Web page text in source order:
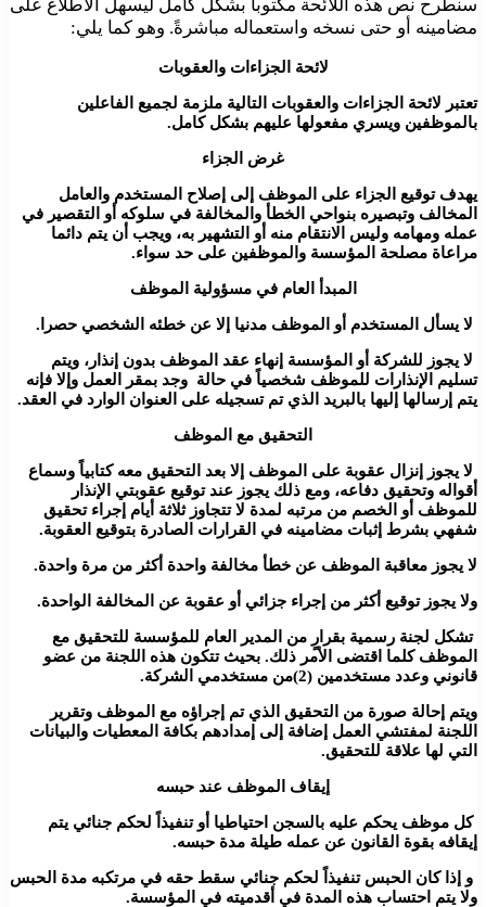
سنطرح نص هذه اللائحة مكتوبا بشكل كامل ليسهل الاطلاع على
مضامينه أو حتى نسخه واستعماله مباشرةً. وهو كما يلي:
لائحة الجزاءات والعقوبات
تعتبر لائحة الجزاءات والعقوبات التالية ملزمة لجميع الفاعلين
بالموظفين ويسري مفعولها عليهم بشكل كامل.
غرض الجزاء
يهدف توقيع الجزاء على الموظف إلى إصلاح المستخدم والعامل
المخالف وتبصيره بنواحي الخطأ والمخالفة في سلوكه أو التقصير في
عمله ومهامه وليس الانتقام منه أو التشهير به، ويجب أن يتم دائما
مراعاة مصلحة المؤسسة والموظفين على حد سواء.
المبدأ العام في مسؤولية الموظف
لا يسأل المستخدم أو الموظف مدنيا إلا عن خطئه الشخصي حصرا.
لا يجوز للشركة أو المؤسسة إنهاء عقد الموظف بدون إنذار، ويتم
تسليم الإنذارات للموظف شخصياً في حالة وجد بمقر العمل وإلا فإنه
يتم إرسالها إليها بالبريد الذي تم تسجيله على العنوان الوارد في العقد.
التحقيق مع الموظف
لا يجوز إنزال عقوبة على الموظف إلا بعد التحقيق معه كتابياً وسماع
أقواله وتحقيق دفاعه، ومع ذلك يجوز عند توقيع عقوبتي الإنذار
للموظف أو الخصم من مرتبه لمدة لا تتجاوز ثلاثة أيام إجراء تحقيق
شفهي بشرط إثبات مضامينه في القرارات الصادرة بتوقيع العقوبة.
لا يجوز معاقبة الموظف عن خطأ مخالفة واحدة أكثر من مرة واحدة.
ولا يجوز توقيع أكثر من إجراء جزائي أو عقوبة عن المخالفة الواحدة.
تشكل لجنة رسمية بقرارٍ من المدير العام للمؤسسة للتحقيق مع
الموظف كلما اقتضى الأمر ذلك. بحيث تتكون هذه اللجنة من عضو
قانوني وعدد مستخدمين (2)من مستخدمي الشركة.
ويتم إحالة صورة من التحقيق الذي تم إجراؤه مع الموظف وتقرير
اللجنة لمفتشي العمل إضافة إلى إمدادهم بكافة المعطيات والبيانات
التي لها علاقة للتحقيق.
إيقاف الموظف عند حبسه
كل موظف يحكم عليه بالسجن احتياطيا أو تنفيذاً لحكم جنائي يتم
إيقافه بقوة القانون عن عمله طيلة مدة حبسه.
و إذا كان الحبس تنفيذاً لحكم جنائي سقط حقه في مرتكبه مدة الحبس
ولا يتم احتساب هذه المدة في أقدميته في المؤسسة.